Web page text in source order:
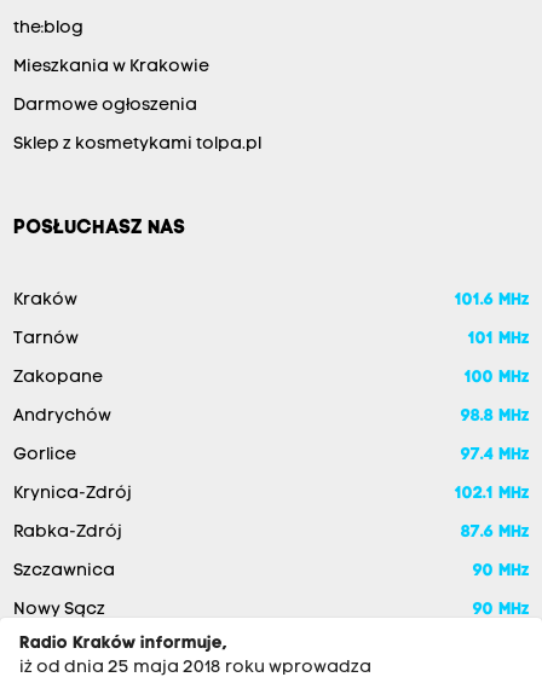
the:blog
Mieszkania w Krakowie
Darmowe ogłoszenia
Sklep z kosmetykami tolpa.pl
POSŁUCHASZ NAS
Kraków 101.6 MHz
Tarnów 101 MHz
Zakopane 100 MHz
Andrychów 98.8 MHz
Gorlice 97.4 MHz
Krynica-Zdrój 102.1 MHz
Rabka-Zdrój 87.6 MHz
Szczawnica 90 MHz
Nowy Sącz
90 MHz
Radio Kraków informuje,
iż od dnia 25 maja 2018 roku wprowadza